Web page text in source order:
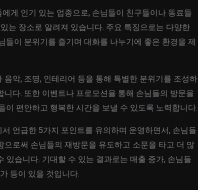
게 인기 있는 업종으로, 손님들이 친구들이나 동료들
는 장소로 알려져 있습니다. 주요 특징으로는 다양한
들이 분위기를 즐기며 대화를 나누기에 좋은 환경을 제
악, 조명, 인테리어 등을 통해 특별한 분위기를 조성하
다. 또한 이벤트나 프로모션을 통해 손님들의 방문을
이 편안하고 행복한 시간을 보낼 수 있도록 노력합니다.
언급한 5가지 포인트를 유의하며 운영하면서, 손님들
으로써 손님들의 재방문을 유도하고 소문을 타고 더 많
있습니다. 기대할 수 있는 결과로는 매출 증가, 손님들
등이 있을 것입니다.